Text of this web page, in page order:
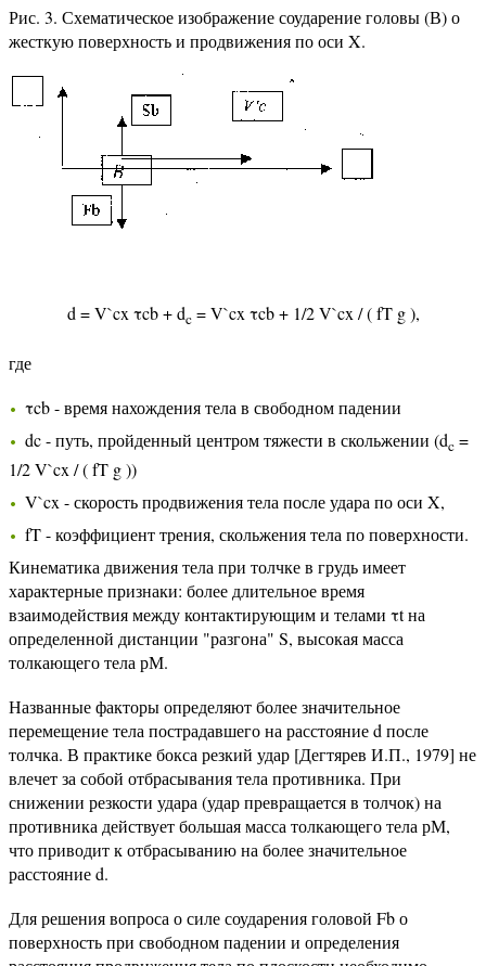
Рис. 3. Схематическое изображение соударение головы (В) о
жесткую поверхность и продвижения по оси X.
d = V`cx τcb + dc = V`cx τcb + 1/2 V`cx / ( fT g ),
где
τcb - время нахождения тела в свободном падении
dc - путь, пройденный центром тяжести в скольжении (dc =
1/2 V`cx / ( fT g ))
V`cx - скорость продвижения тела после удара по оси X,
fT - коэффициент трения, скольжения тела по поверхности.
Кинематика движения тела при толчке в грудь имеет
характерные признаки: более длительное время
взаимодействия между контактирующим и телами τt на
определенной дистанции "разгона" S, высокая масса
толкающего тела рМ.
Названные факторы определяют более значительное
перемещение тела пострадавшего на расстояние d после
толчка. В практике бокса резкий удар [Дегтярев И.П., 1979] не
влечет за собой отбрасывания тела противника. При
снижении резкости удара (удар превращается в толчок) на
противника действует большая масса толкающего тела рМ,
что приводит к отбрасыванию на более значительное
расстояние d.
Для решения вопроса о силе соударения головой Fb о
поверхность при свободном падении и определения